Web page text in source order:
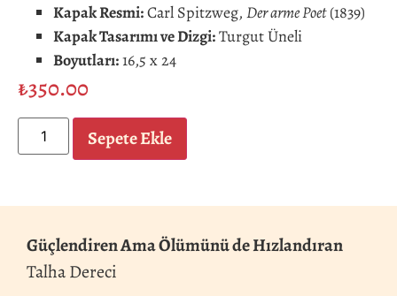
Kapak Resmi:Carl Spitzweg, Der arme Poet(1839)
Kapak Tasarımı ve Dizgi:Turgut Üneli
Boyutları:16,5 x 24
₺350.00
Sepete Ekle
Güçlendiren Ama Ölümünü de Hızlandıran
Talha Dereci